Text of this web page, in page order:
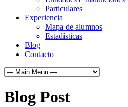
Particulares
Experiencia
Mapa de alumnos
Estadísticas
Blog
Contacto
Blog Post